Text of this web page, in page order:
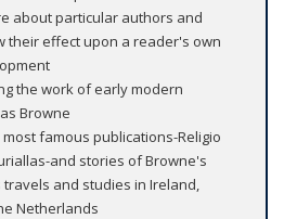
about particular authors and
their effect upon a reader's own
the work of early modern
Browne
famous publications-Religio
and stories of Browne's
and studies in Ireland,
Netherlands